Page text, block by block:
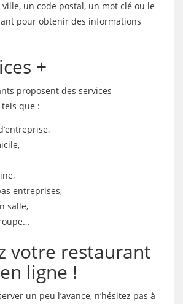
un code postal, un mot clé ou le
pour obtenir des informations
+
proposent des services
que :
entreprises,
salle,
votre restaurant
ligne !
un peu l’avance, n’hésitez pas à